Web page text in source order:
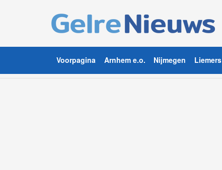
Voorpagina Arnhem e.o. Nijmegen Liemers